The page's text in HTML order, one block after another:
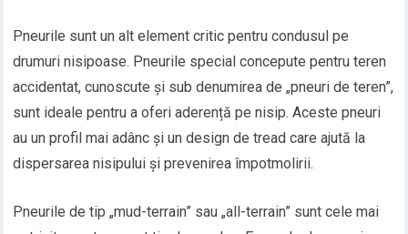
Pneurile sunt un alt element critic pentru condusul pe
drumuri nisipoase. Pneurile special concepute pentru teren
accidentat, cunoscute și sub denumirea de „pneuri de teren”,
sunt ideale pentru a oferi aderență pe nisip. Aceste pneuri
au un profil mai adânc și un design de tread care ajută la
dispersarea nisipului și prevenirea împotmolirii.
Pneurile de tip „mud-terrain” sau „all-terrain” sunt cele mai